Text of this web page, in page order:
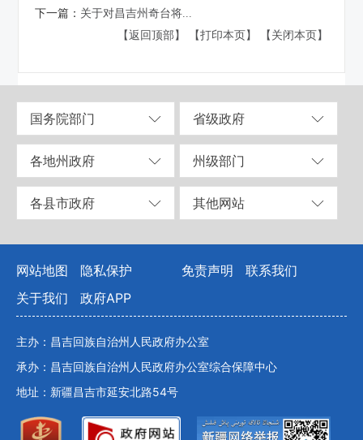
下一篇： 关于对昌吉州奇台将...
【返回顶部】
【打印本页】 【关闭本页】
国务院部门 省级政府
各地州政府 州级部门
各县市政府 其他网站
网站地图 隐私保护 免责声明
联系我们
关于我们
政府APP
主办：昌吉回族自治州人民政府办公室
承办：昌吉回族自治州人民政府办公室综合保障中心
地址：新疆昌吉市延安北路54号